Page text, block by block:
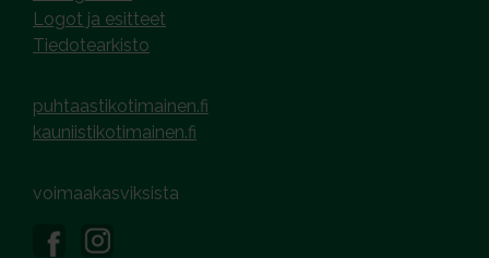
Logot ja esitteet
Tiedotearkisto
puhtaastikotimainen.fi
kauniistikotimainen.fi
voimaakasviksista